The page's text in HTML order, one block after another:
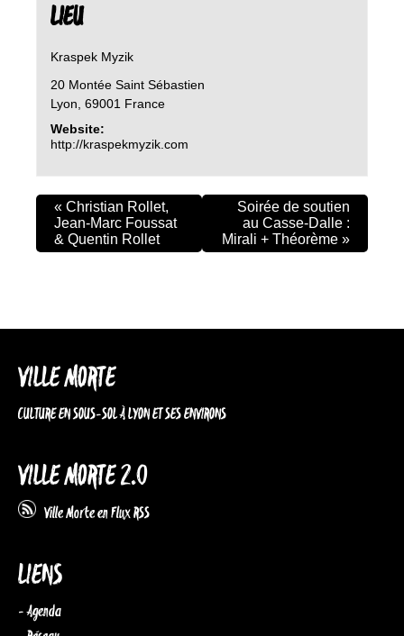
LIEU
Kraspek Myzik
20 Montée Saint Sébastien
Lyon 69001 France
Website:
http://kraspekmyzik.com
« Christian Rollet,
Jean-Marc Foussat
& Quentin Rollet
Soirée de soutien
au Casse-Dalle :
Mirali + Théorème »
VILLE MORTE
CULTURE EN SOUS-SOL À LYON ET SES ENVIRONS
VILLE MORTE 2.0
Ville Morte en Flux RSS
LIENS
- Agenda